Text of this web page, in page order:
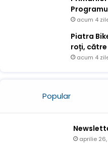
acum 4
Piatra
roți,
acum 4
Popular
aprilie